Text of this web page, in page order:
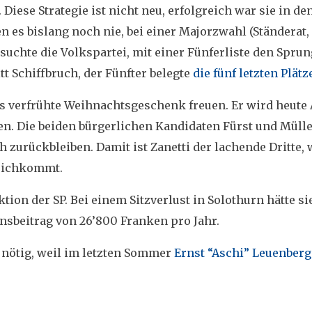
Strategie ist nicht neu, erfolgreich war sie in
es bislang noch nie, bei einer Majorzwahl (Ständerat,
die Volkspartei, mit einer Fünferliste den
Schiffbruch, der Fünfter belegte die fünf letzten
Weihnachtsgeschenk freuen. Er wird heute
Die beiden bürgerlichen Kandidaten Fürst und
zurückbleiben. Damit ist Zanetti der lachende Dritte,
der SP. Bei einem Sitzverlust in Solothurn hätte
von 26’800 Franken pro Jahr.
weil im letzten Sommer Ernst “Aschi”